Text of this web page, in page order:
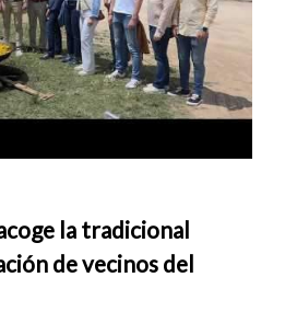
la tradicional
de vecinos del